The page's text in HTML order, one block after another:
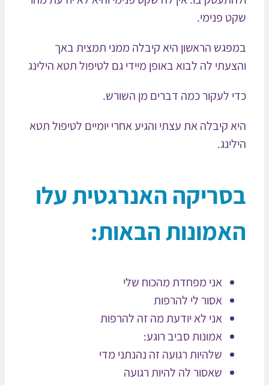
פנימי.
הראשון היא קיבלה ממני תמצית באך
לה לבוא באופן מיידי גם לטיפול תטא הילינג
לעקור כמה דברים מן השורש.
קיבלה את עצתי והגיע אחרי יומיים לטיפול תטא
האנרגטית עלו
הבאות:
אני מפחדת מהכוח שלי
אסור לי להרפות
אני לא יודעת מה זה להרפות
אמונות סביב רוגע:
שלהיות רגועה זה נהנתני מדי
שאסור לה להיות רגועה